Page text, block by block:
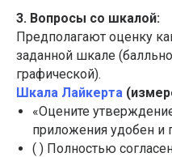
3. Вопросы со шкалой:
Предполагают оценку
заданной шкале
графической).
Шкала Лайкерта
«Оцените
приложения удобен и
( ) Полностью